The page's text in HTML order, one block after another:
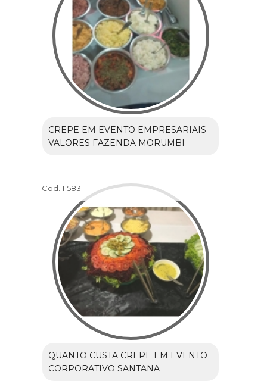
CREPE EM EVENTO EMPRESARIAIS
VALORES FAZENDA MORUMBI
Cod.:11583
QUANTO CUSTA CREPE EM EVENTO
CORPORATIVO SANTANA